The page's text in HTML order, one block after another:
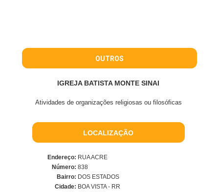
OUTROS
IGREJA BATISTA MONTE SINAI
Atividades de organizações religiosas ou filosóficas
LOCALIZAÇÃO
Endereço: RUA ACRE
Número: 838
Bairro: DOS ESTADOS
Cidade: BOA VISTA - RR